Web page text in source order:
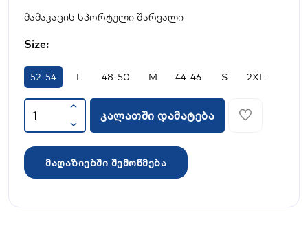
მამაკაცის სპორტული შარვალი
Size:
52-54 L 48-50 M 44-46 S 2XL
კალათში დამატება
მაღაზიებში შემოწმება